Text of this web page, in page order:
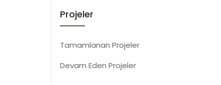
Projeler
Tamamlanan Projeler
Devam Eden Projeler